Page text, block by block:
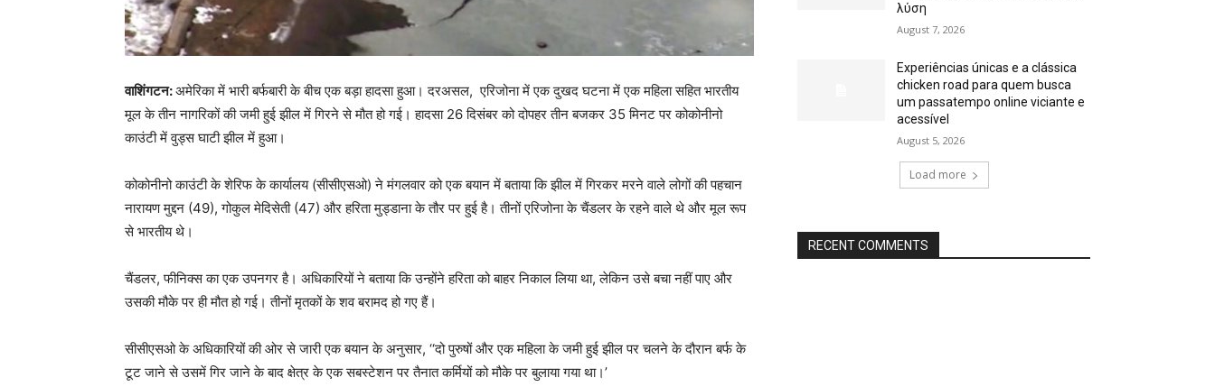
वाशिंगटन:अमेरिका में भारी बर्फबारी के बीच एक बड़ा हादसा हुआ। दरअसल, एरिजोना में एक दुखद घटना में एक महिला सहित भारतीय
मूल के तीन नागरिकों की जमी हुई झील में गिरने से मौत हो गई। हादसा 26 दिसंबर को दोपहर तीन बजकर 35 मिनट पर कोकोनीनो
काउंटी में वुड्स घाटी झील में हुआ।
कोकोनीनो काउंटी के शेरिफ के कार्यालय (सीसीएसओ) ने मंगलवार को एक बयान में बताया कि झील में गिरकर मरने वाले लोगों की पहचान
नारायण मुद्दन (49), गोकुल मेदिसेती (47) और हरिता मुड्डाना के तौर पर हुई है। तीनों एरिजोना के चैंडलर के रहने वाले थे और मूल रूप
से भारतीय थे।
चैंडलर, फीनिक्स का एक उपनगर है। अधिकारियों ने बताया कि उन्होंने हरिता को बाहर निकाल लिया था, लेकिन उसे बचा नहीं पाए और
उसकी मौके पर ही मौत हो गई। तीनों मृतकों के शव बरामद हो गए हैं।
सीसीएसओ के अधिकारियों की ओर से जारी एक बयान के अनुसार, ‘‘दो पुरुषों और एक महिला के जमी हुई झील पर चलने के दौरान बर्फ के
टूट जाने से उसमें गिर जाने के बाद क्षेत्र के एक सबस्टेशन पर तैनात कर्मियों को मौके पर बुलाया गया था।’
λύση
August 7, 2026
Experiências únicas e a clássica
chicken road para quem busca
um passatempo online viciante e
acessível
August 5, 2026
Load more
RECENT COMMENTS